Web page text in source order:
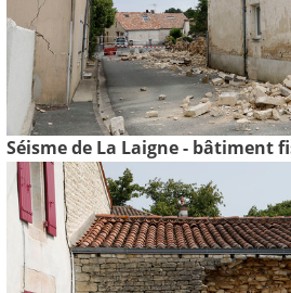
Séisme de La Laigne - bâtiment